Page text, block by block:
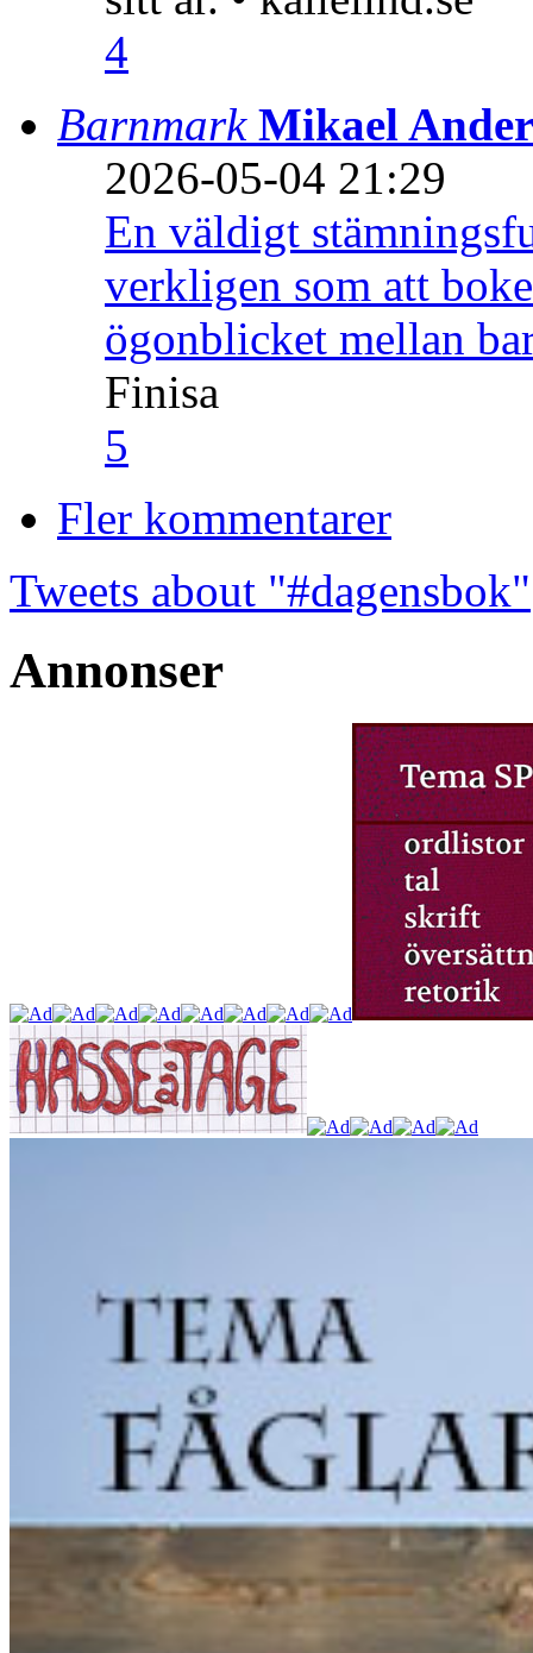
4
Barnmark Mikael
2026-05-04 21:29
En väldigt
verkligen som att
ögonblicket mellan
Finisa
5
Fler kommentarer
Tweets about "#dagensbok"
Annonser